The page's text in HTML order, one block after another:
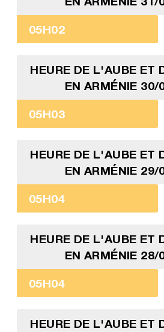
05H02
HEURE DE L'AUBE ET
EN ARMÉNIE 30/
05H03
HEURE DE L'AUBE ET
EN ARMÉNIE 29/
05H04
HEURE DE L'AUBE ET
EN ARMÉNIE 28/
05H04
HEURE DE L'AUBE ET